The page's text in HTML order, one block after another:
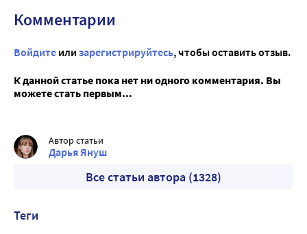
Комментарии
Войдите или зарегистрируйтесь, чтобы оставить отзыв.
К данной статье пока нет ни одного комментария. Вы
можете стать первым...
Автор статьи
Дарья Януш
Все статьи автора (1328)
Теги